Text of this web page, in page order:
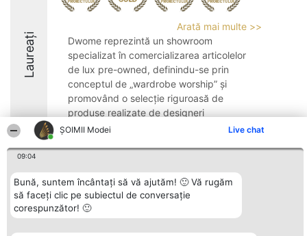
ȘOIMII Modei Live chat
09:04
Bună, suntem încântați să vă ajutăm! 🙂 Vă rugăm
să faceți clic pe subiectul de conversație
corespunzător! 🙂
Laureați
Arată mai multe >>
Dwome reprezintă un showroom
specializat în comercializarea articolelor
de lux pre-owned, definindu-se prin
conceptul de „wardrobe worship” și
promovând o selecție riguroasă de
produse realizate de designeri
consacrați. Locația sa se află în ...
9.5
Organizator Ranking
BRIGHT SOLUTIONS BR SRL
Aleea Timisul De Sus 2 Bl. A30
Sc. A Et. 4 Ap. 13 Cod 061952
Plebiscyt
Lista Tuturor
Laureaților